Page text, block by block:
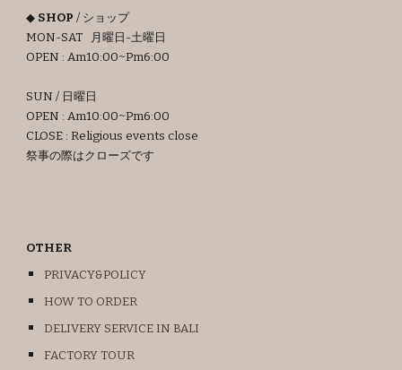
◆ SHOP / ショップ
MON-SAT 月曜日-土曜日
OPEN : Am10:00~Pm6:00
SUN / 日曜日
OPEN : Am10:00~Pm6:00
CLOSE : Religious events close
祭事の際はクローズです
OTHER
PRIVACY&POLICY
HOW TO ORDER
DELIVERY SERVICE IN BALI
FACTORY TOUR